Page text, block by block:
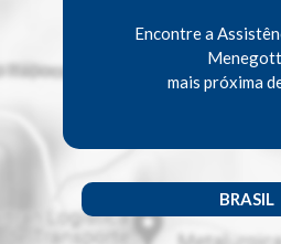
Encontre a
mais próxima
BRASIL